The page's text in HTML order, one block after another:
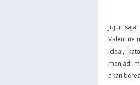
Jujur
Valentine
ideal,"
menjadi
akan